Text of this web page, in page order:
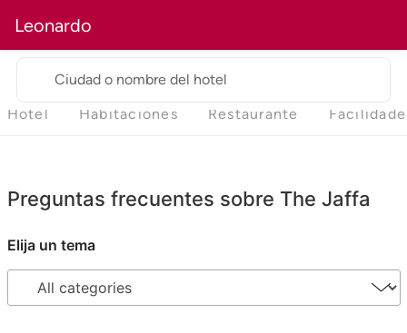
Leonardo
Ciudad o nombre del hotel
Hotel Habitaciones Restaurante
Preguntas frecuentes sobre The Jaffa
Elija un tema